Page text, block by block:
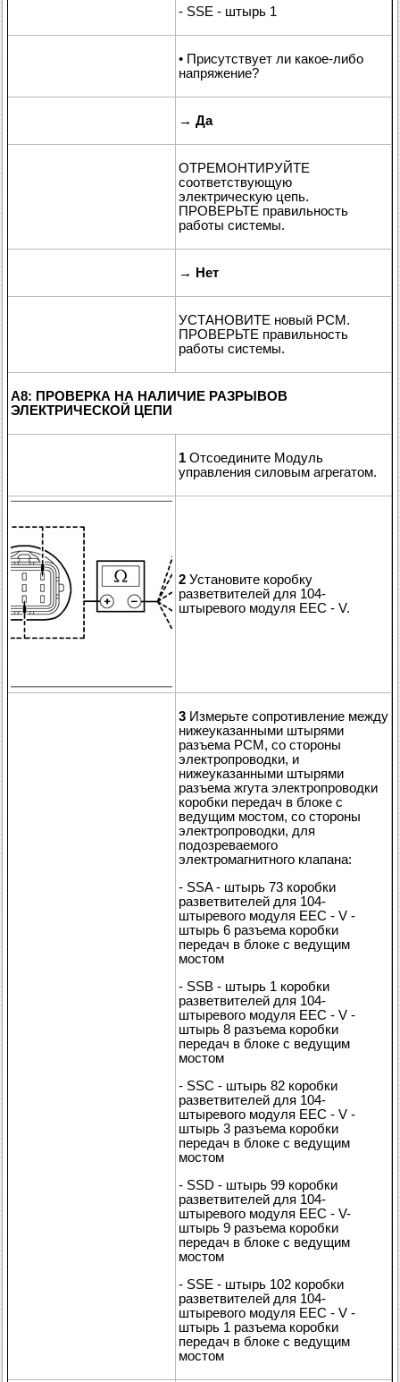
- SSE - штырь 1
• Присутствует ли какое-либо
напряжение?
→ Да
ОТРЕМОНТИРУЙТЕ
соответствующую
электрическую цепь.
ПРОВЕРЬТЕ правильность
работы системы.
→ Нет
УСТАНОВИТЕ новый PCM.
ПРОВЕРЬТЕ правильность
работы системы.
A8: ПРОВЕРКА НА НАЛИЧИЕ РАЗРЫВОВ
ЭЛЕКТРИЧЕСКОЙ ЦЕПИ
1 Отсоедините Модуль
управления силовым агрегатом.
2 Установите коробку
разветвителей для 104-
штыревого модуля EEC - V.
3 Измерьте сопротивление между
нижеуказанными штырями
разъема PCM, со стороны
электропроводки, и
нижеуказанными штырями
разъема жгута электропроводки
коробки передач в блоке с
ведущим мостом, со стороны
электропроводки, для
подозреваемого
электромагнитного клапана:
- SSA - штырь 73 коробки
разветвителей для 104-
штыревого модуля EEC - V -
штырь 6 разъема коробки
передач в блоке с ведущим
мостом
- SSB - штырь 1 коробки
разветвителей для 104-
штыревого модуля EEC - V -
штырь 8 разъема коробки
передач в блоке с ведущим
мостом
- SSC - штырь 82 коробки
разветвителей для 104-
штыревого модуля EEC - V -
штырь 3 разъема коробки
передач в блоке с ведущим
мостом
- SSD - штырь 99 коробки
разветвителей для 104-
штыревого модуля EEC - V-
штырь 9 разъема коробки
передач в блоке с ведущим
мостом
- SSE - штырь 102 коробки
разветвителей для 104-
штыревого модуля EEC - V -
штырь 1 разъема коробки
передач в блоке с ведущим
мостом